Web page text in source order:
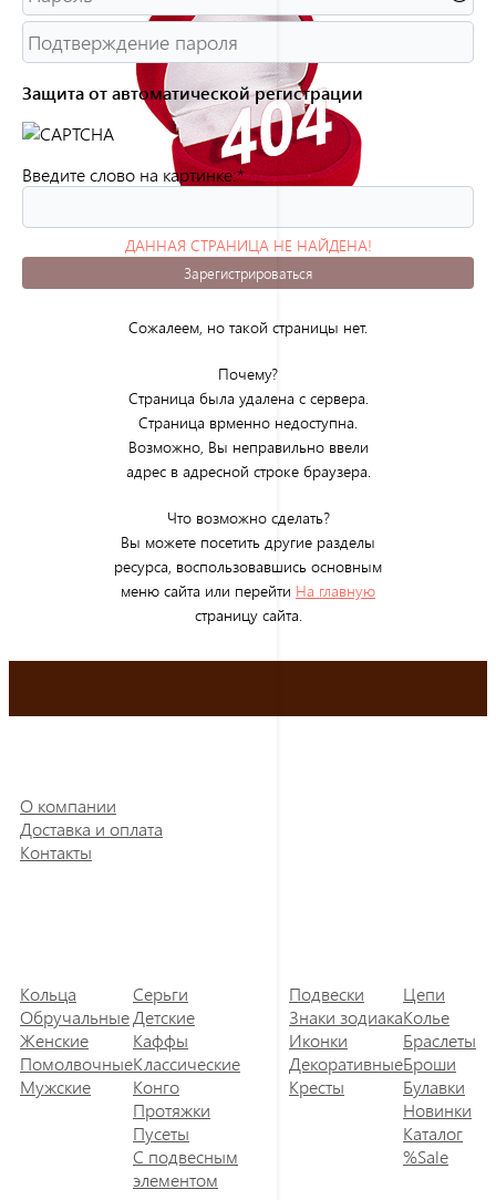
ДАННАЯ СТРАНИЦА НЕ НАЙДЕНА!
(ОШИБКА 404)
Сожалеем, но такой страницы нет.
Почему?
Страница была удалена с сервера.
Страница врменно недоступна.
Возможно, Вы неправильно ввели
адрес в адресной строке браузера.
Что возможно сделать?
Вы можете посетить другие разделы
ресурса, воспользовавшись основным
меню сайта или перейти На главную
страницу сайта.
О компании
Доставка и оплата
Контакты
Кольца
Обручальные
Женские
Помолвочные
Мужские
Серьги
Детские
Каффы
Классические
Конго
Протяжки
Пусеты
С подвесным
элементом
Подвески
Знаки зодиака
Иконки
Декоративные
Кресты
Цепи
Колье
Браслеты
Броши
Булавки
Новинки
Каталог
%Sale
Защита от автоматической регистрации
Введите слово на картинке:*
Зарегистрироваться